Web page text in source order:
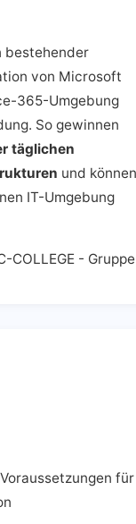
bestehender
von Microsoft
365-Umgebung
So gewinnen
täglichen
und können
IT-Umgebung
COLLEGE -
für